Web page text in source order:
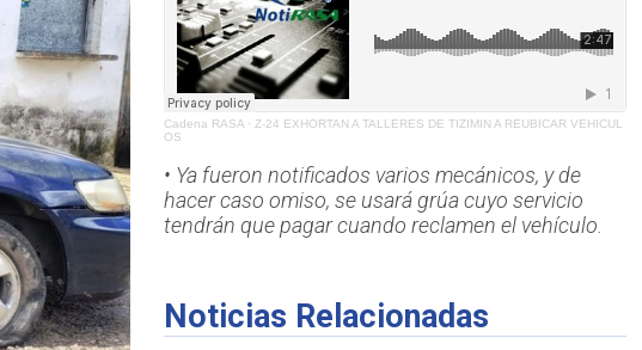
Cadena RASA· Z-24 EXHORTAN A TALLERES DE TIZIMIN A REUBICAR VEHICUL
OS
• Ya fueron notificados varios mecánicos, y de
hacer caso omiso, se usará grúa cuyo servicio
tendrán que pagar cuando reclamen el vehículo.
Noticias Relacionadas